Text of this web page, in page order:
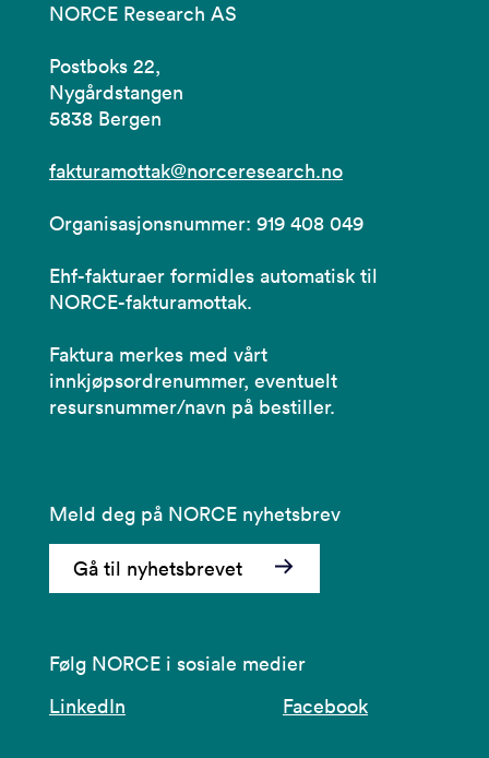
NORCE Research AS
Postboks 22,
Nygårdstangen
5838 Bergen
fakturamottak@norceresearch.no
Organisasjonsnummer: 919 408 049
Ehf-fakturaer formidles automatisk til
NORCE-fakturamottak.
Faktura merkes med vårt
innkjøpsordrenummer, eventuelt
resursnummer/navn på bestiller.
Meld deg på NORCE nyhetsbrev
Gå til nyhetsbrevet
Følg NORCE i sosiale medier
LinkedIn
Facebook